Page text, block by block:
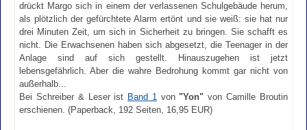
drückt Margo sich in einem der verlassenen Schulgebäude herum,
als plötzlich der gefürchtete Alarm ertönt und sie weiß: sie hat nur
drei Minuten Zeit, um sich in Sicherheit zu bringen. Sie schafft es
nicht. Die Erwachsenen haben sich abgesetzt, die Teenager in der
Anlage sind auf sich gestellt. Hinauszugehen ist jetzt
lebensgefährlich. Aber die wahre Bedrohung kommt gar nicht von
außerhalb...
Bei Schreiber & Leser ist Band 1von "Yon" von Camille Broutin
erschienen. (Paperback, 192 Seiten, 16,95 EUR)